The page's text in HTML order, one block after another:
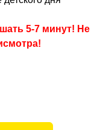
5-7 минут! Не